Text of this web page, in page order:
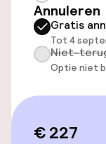
Overal
Lift
Voor
Annuleren
Gratis
Tot 4
Niet-
Optie niet
€ 227